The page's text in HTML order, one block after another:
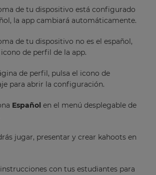
de tu dispositivo está configurado
la app cambiará automáticamente.
de tu dispositivo no es el español,
de perfil de la app.
de perfil, pulsa el icono de
para abrir la configuración.
Español en el menú desplegable de
jugar, presentar y crear kahoots en
con tus estudiantes para